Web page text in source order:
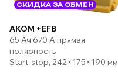
СКИДКА ЗА ОБМЕН
AKOM +EFB
65 Ач 670 А прямая
полярность
Start-stop, 242×175×190 мм